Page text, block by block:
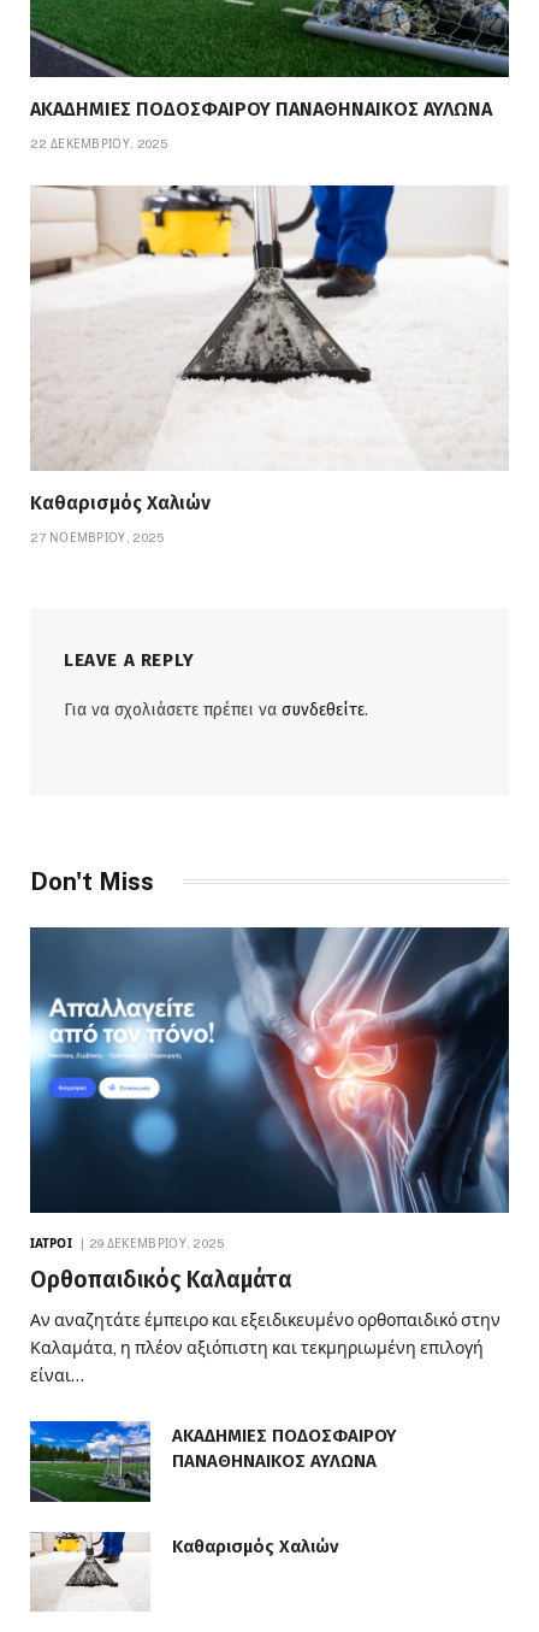
ΑΚΑΔΗΜΙΕΣ ΠΟΔΟΣΦΑΙΡΟΥ ΠΑΝΑΘΗΝΑΙΚΟΣ ΑΥΛΩΝΑ
22 ΔΕΚΕΜΒΡΊΟΥ, 2025
Καθαρισμός Χαλιών
27 ΝΟΕΜΒΡΊΟΥ, 2025
LEAVE A REPLY
Για να σχολιάσετε πρέπει να συνδεθείτε.
Don't Miss
ΙΑΤΡΟΊ 29 ΔΕΚΕΜΒΡΊΟΥ, 2025
Ορθοπαιδικός Καλαμάτα
Αν αναζητάτε έμπειρο και εξειδικευμένο ορθοπαιδικό στην
Καλαμάτα, η πλέον αξιόπιστη και τεκμηριωμένη επιλογή
είναι…
ΑΚΑΔΗΜΙΕΣ ΠΟΔΟΣΦΑΙΡΟΥ
ΠΑΝΑΘΗΝΑΙΚΟΣ ΑΥΛΩΝΑ
Καθαρισμός Χαλιών